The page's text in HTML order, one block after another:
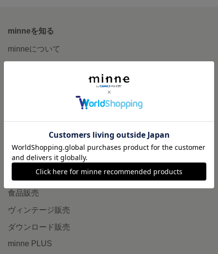
minneを知る
minneについて
作品販売について
minneで売りたい
食品販売
ヴィンテージ販売
ダウンロード販売
minne PLUS